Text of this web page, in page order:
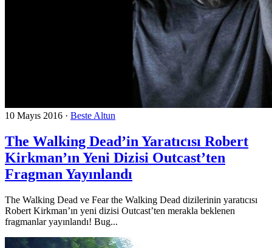
10 Mayıs 2016 · Beste Altun
The Walking Dead’in Yaratıcısı Robert
Kirkman’ın Yeni Dizisi Outcast’ten
Fragman Yayınlandı
The Walking Dead ve Fear the Walking Dead dizilerinin yaratıcısı
Robert Kirkman’ın yeni dizisi Outcast’ten merakla beklenen
fragmanlar yayınlandı! Bug...